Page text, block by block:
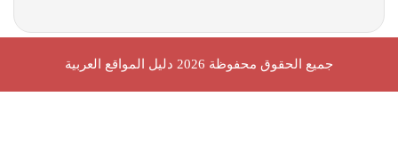
جميع الحقوق محفوظة 2026 دليل المواقع العربية